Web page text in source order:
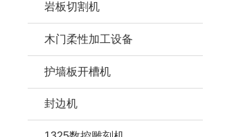
岩板切割机
木门柔性加工设备
护墙板开槽机
封边机